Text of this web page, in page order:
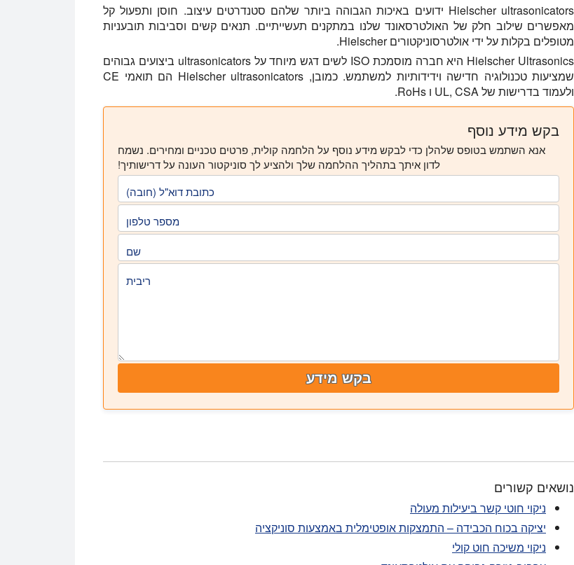
Hielscher ultrasonicators ידועים באיכות הגבוהה ביותר שלהם סטנדרטים עיצוב. חוסן ותפעול קל
מאפשרים שילוב חלק של האולטרסאונד שלנו במתקנים תעשייתיים. תנאים קשים וסביבות תובעניות
מטופלים בקלות על ידי אולטרסוניקטורים Hielscher.
Hielscher Ultrasonics היא חברה מוסמכת ISO לשים דגש מיוחד על ultrasonicators ביצועים גבוהים
שמציעות טכנולוגיה חדישה וידידותיות למשתמש. כמובן, Hielscher ultrasonicators הם תואמי CE
ולעמוד בדרישות של UL, CSA ו RoHs.
בקש מידע נוסף
אנא השתמש בטופס שלהלן כדי לבקש מידע נוסף על הלחמה קולית, פרטים טכניים ומחירים. נשמח
לדון איתך בתהליך ההלחמה שלך ולהציע לך סוניקטור העונה על דרישותיך!
כתובת דוא"ל (חובה)
מספר טלפון
שם
ריבית
בקש מידע
נושאים קשורים
ניקוי חוטי קשר ביעילות מעולה
יציקה בכוח הכבידה – התמצקות אופטימלית באמצעות סוניקציה
ניקוי משיכה חוט קולי